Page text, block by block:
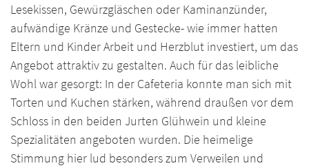
Lesekissen, Gewürzgläschen oder Kaminanzünder,
aufwändige Kränze und Gestecke- wie immer hatten
Eltern und Kinder Arbeit und Herzblut investiert, um das
Angebot attraktiv zu gestalten. Auch für das leibliche
Wohl war gesorgt: In der Cafeteria konnte man sich mit
Torten und Kuchen stärken, während draußen vor dem
Schloss in den beiden Jurten Glühwein und kleine
Spezialitäten angeboten wurden. Die heimelige
Stimmung hier lud besonders zum Verweilen und